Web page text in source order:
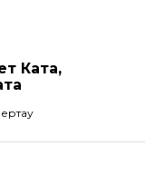
Ката,